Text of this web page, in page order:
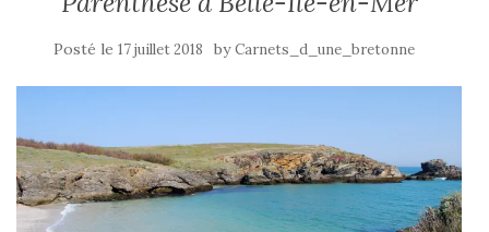
Posté le 17 juillet 2018 byCarnets_d_une_bretonne